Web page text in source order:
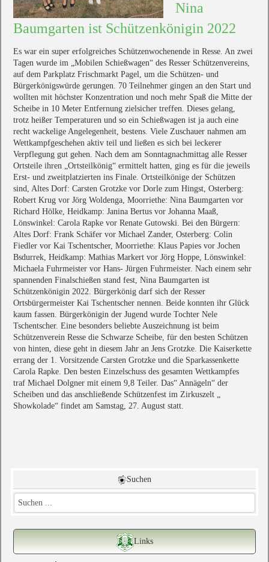
Nina
Baumgarten ist Schützenkönigin 2022
Es war ein super erfolgreiches Schützenwochenende in Resse. An zwei
Tagen wurde im „Mobilen Schießwagen“ des Resser Schützenvereins,
auf dem Parkplatz Frischmarkt Pagel, um die Schützen- und
Bürgerkönigswürde gerungen. 70 Teilnehmer gingen an den Start und
wollten mit höchster Konzentration und noch mehr Spaß die Mitte der
Scheibe in 10 Meter Entfernung zielsicher treffen. Dieses gelang,
trotz heißer Temperaturen und so ein Schießwagen ist ja auch eine
recht wackelige Angelegenheit, bestens. Viele Zuschauer nahmen am
Wettkampfgeschehen aktiv teil und ließen es sich bei leckerer
Verpflegung gut gehen. Nach dem am Sonntagnachmittag alle Resser
Ortsteile ihren „Ortsteilkönig“ ermittelt hatten, ging es für die jeweils
Erst- und zweitplatzierten ins Finale. Ortsteilkönige der Schützen
sind, Altes Dorf: Carsten Grotzke vor Dorle zum Hingst, Osterberg:
Robert Krug vor Jörg Woldenga, Moorriethe: Nina Baumgarten vor
Richard Hölke, Heidkamp: Janina Bertus vor Johanna Maaß,
Lönswinkel: Carola Rapke vor Renate Gutowski. Bei den Bürgern:
Altes Dorf: Frank Schäfer vor Michael Zander, Osterberg: Colin
Fiedler vor Kai Tschentscher, Moorriethe: Klaus Papies vor Jochen
Bsdurrek, Heidkamp: Mathias Markert vor Jörg Hoppe, Lönswinkel:
Michaela Fuhrmeister vor Hans- Jürgen Fuhrmeister. Nach einem sehr
spannenden Finalschießen stand fest, Nina Baumgarten ist
Schützenkönigin 2022. Bürgerkönig darf sich der Resser
Ortsbürgermeister Kai Tschentscher nennen. Beide konnten ihr Glück
kaum fassen. Bürgerkönigin der Jugend wurde Tochter Nele
Tschentscher. Eine besonders beliebte Auszeichnung ist beim
Schützenverein Resse die Schwarze Scheibe, für den besten Schützen
von hinten, diese geht in diesem Jahr an Jens Grotzke. Die Kaiserkette
errang der 1. Vorsitzende Carsten Grotzke und die Sparkassenkette
Carola Rapke. Den besten Einzelschuss des gesamten Wettkampfes
traf Michael Dolgner mit einem 9,8 Teiler. Das“ Annägeln“ der
Scheiben und das anschließende Schützenfest im Zirkuszelt „
Showkolade“ findet am Samstag, 27. August statt.
Suchen
Links